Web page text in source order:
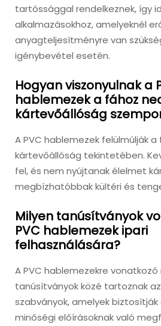
tartóssággal rendelkeznek, így
alkalmazásokhoz, amelyeknél
anyagteljesítményre van
igénybevétel esetén.
Hogyan viszonyulnak a
hablemezek a fához
kártevőállóság
A PVC hablemezek felülmúlják
kártevőállóság tekintetében.
fel, és nem nyújtanak élelmet
megbízhatóbbak kültéri és
Milyen tanúsítványok
PVC hablemezek ipari
felhasználására?
A PVC hablemezekre vonatkozó
tanúsítványok közé tartoznak az
szabványok, amelyek
minőségi előírásoknak való